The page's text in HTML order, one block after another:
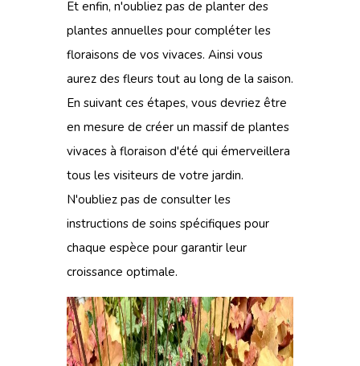
Et enfin, n'oubliez pas de planter des
plantes annuelles pour compléter les
floraisons de vos vivaces. Ainsi vous
aurez des fleurs tout au long de la saison.
En suivant ces étapes, vous devriez être
en mesure de créer un massif de plantes
vivaces à floraison d'été qui émerveillera
tous les visiteurs de votre jardin.
N'oubliez pas de consulter les
instructions de soins spécifiques pour
chaque espèce pour garantir leur
croissance optimale.